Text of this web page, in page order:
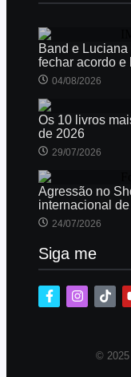
Band e
fechar acordo e
04/08/2026
Os 10 livros
de 2026
29/07/2026
Agressão no
internacional
24/07/2026
Siga me
© 2025